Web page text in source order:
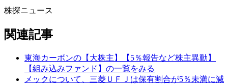
株探ニュース
関連記事
東海カーボンの【大株主】【5％報告など株主異動】
【組み込みファンド】の一覧をみる
メックについて、三菱ＵＦＪは保有割合が5％未満に減